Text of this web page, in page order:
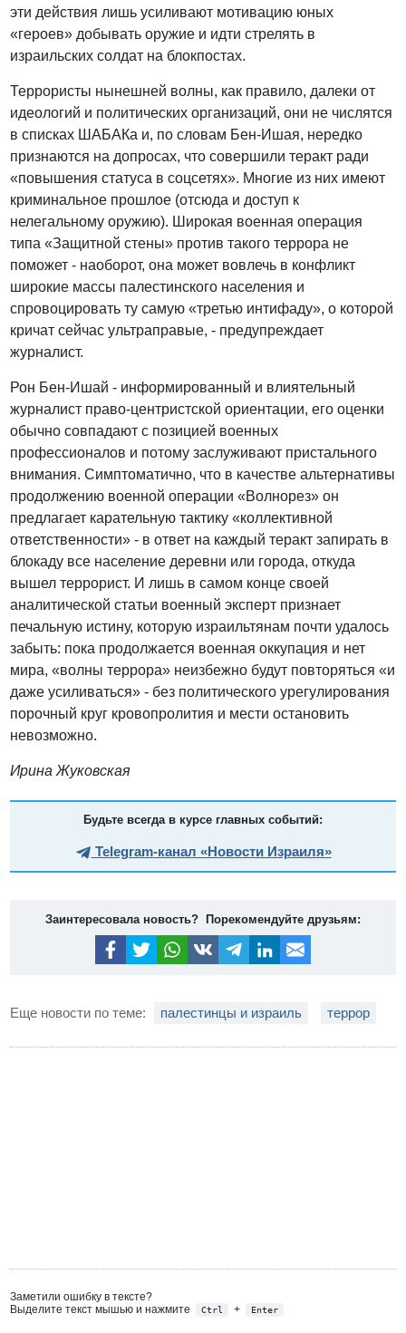
эти действия лишь усиливают мотивацию юных
«героев» добывать оружие и идти стрелять в
израильских солдат на блокпостах.
Террористы нынешней волны, как правило, далеки от
идеологий и политических организаций, они не числятся
в списках ШАБАКа и, по словам Бен-Ишая, нередко
признаются на допросах, что совершили теракт ради
«повышения статуса в соцсетях». Многие из них имеют
криминальное прошлое (отсюда и доступ к
нелегальному оружию). Широкая военная операция
типа «Защитной стены» против такого террора не
поможет - наоборот, она может вовлечь в конфликт
широкие массы палестинского населения и
спровоцировать ту самую «третью интифаду», о которой
кричат сейчас ультраправые, - предупреждает
журналист.
Рон Бен-Ишай - информированный и влиятельный
журналист право-центристской ориентации, его оценки
обычно совпадают с позицией военных
профессионалов и потому заслуживают пристального
внимания. Симптоматично, что в качестве альтернативы
продолжению военной операции «Волнорез» он
предлагает карательную тактику «коллективной
ответственности» - в ответ на каждый теракт запирать в
блокаду все население деревни или города, откуда
вышел террорист. И лишь в самом конце своей
аналитической статьи военный эксперт признает
печальную истину, которую израильтянам почти удалось
забыть: пока продолжается военная оккупация и нет
мира, «волны террора» неизбежно будут повторяться «и
даже усиливаться» - без политического урегулирования
порочный круг кровопролития и мести остановить
невозможно.
Ирина Жуковская
Будьте всегда в курсе главных событий:
Telegram-канал «Новости Израиля»
Заинтересовала новость? Порекомендуйте друзьям:
Еще новости по теме: палестинцы и израиль террор
Заметили ошибку в тексте?
Выделите текст мышью и нажмите
Ctrl + Enter